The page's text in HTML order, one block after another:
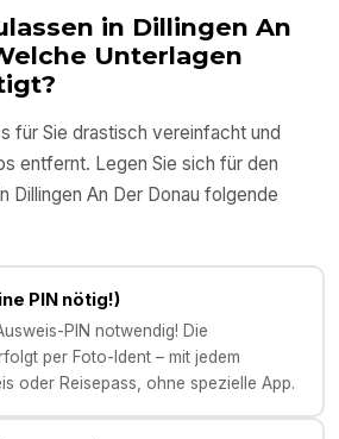
in Dillingen An
Unterlagen
für Sie drastisch vereinfacht und
entfernt. Legen Sie sich für den
Dillingen An Der Donau folgende
PIN nötig!)
PIN notwendig! Die
per Foto-Ident – mit jedem
oder Reisepass, ohne spezielle App.